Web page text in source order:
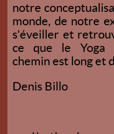
notre
monde, de notre
s'éveiller et
ce que le Yoga
chemin est long et
Denis Billo